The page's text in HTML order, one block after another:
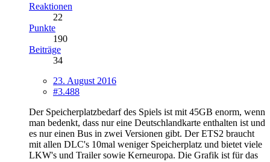
Reaktionen
22
Punkte
190
Beiträge
34
23. August 2016
#3.488
Der Speicherplatzbedarf des Spiels ist mit 45GB enorm, wenn
man bedenkt, dass nur eine Deutschlandkarte enthalten ist und
es nur einen Bus in zwei Versionen gibt. Der ETS2 braucht
mit allen DLC's 10mal weniger Speicherplatz und bietet viele
LKW's und Trailer sowie Kerneuropa. Die Grafik ist für das